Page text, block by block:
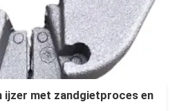
ijzer met zandgietproces en